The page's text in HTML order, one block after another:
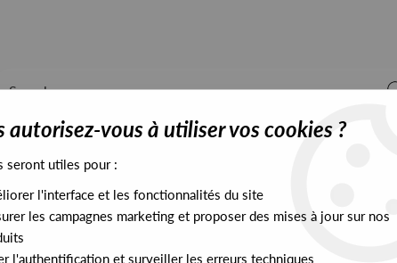
STOCK EXCLUSIVES PRESALES EXCLUSIVES
autorisez-vous à utiliser vos cookies ?
seront utiles pour :
l'interface et les fonctionnalités du site
les campagnes marketing et proposer des mises à jour sur nos
l'authentification et surveiller les erreurs techniques